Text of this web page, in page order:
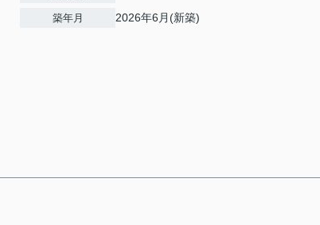
築年月 2026年6月(新築)